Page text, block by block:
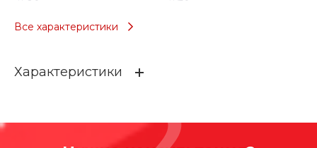
Все характеристики
Характеристики
Лазательные комплексы